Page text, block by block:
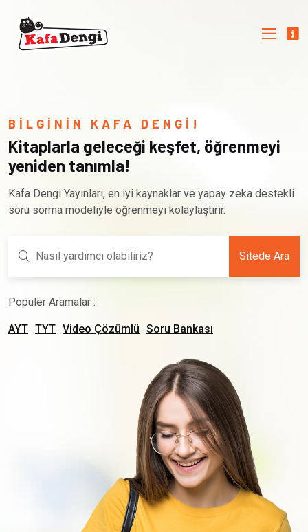
BİLGİNİN KAFA DENGİ!
Kitaplarla geleceği keşfet, öğrenmeyi
yeniden tanımla!
Kafa Dengi Yayınları, en iyi kaynaklar ve yapay zeka destekli
soru sorma modeliyle öğrenmeyi kolaylaştırır.
Sitede Ara
Popüler Aramalar :
AYT TYT Video Çözümlü Soru Bankası